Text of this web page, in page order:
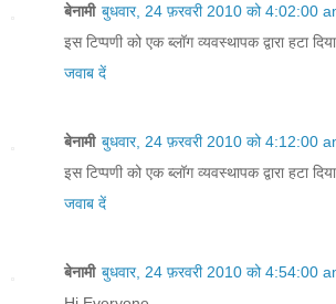
बेनामी बुधवार, 24 फ़रवरी 2010 को 4:02:00
इस टिप्पणी को एक ब्लॉग व्यवस्थापक द्वारा हटा
जवाब दें
बेनामी बुधवार, 24 फ़रवरी 2010 को 4:12:00
इस टिप्पणी को एक ब्लॉग व्यवस्थापक द्वारा हटा
जवाब दें
बेनामी बुधवार, 24 फ़रवरी 2010 को 4:54:00